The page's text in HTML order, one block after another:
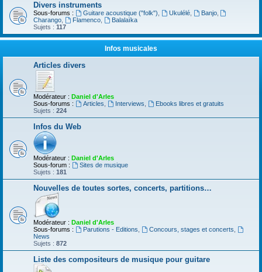
Divers instruments
Sous-forums : Guitare acoustique ("folk") Ukulélé, Banjo,
Charango
Flamenco,
Balalaïka
Sujets : 117
Infos musicales
Articles divers
Modérateur : Daniel d'Arles
Sous-forums :
Articles Interviews
Ebooks libres et gratuits
Sujets : 224
Infos du Web
Modérateur : Daniel d'Arles
Sous-forum :
Sites de musique
Sujets : 181
Nouvelles de toutes sortes, concerts, partitions…
Modérateur : Daniel d'Arles
Sous-forums :
Parutions - Editions Concours, stages et concerts
News
Sujets : 872
Liste des compositeurs de musique pour guitare